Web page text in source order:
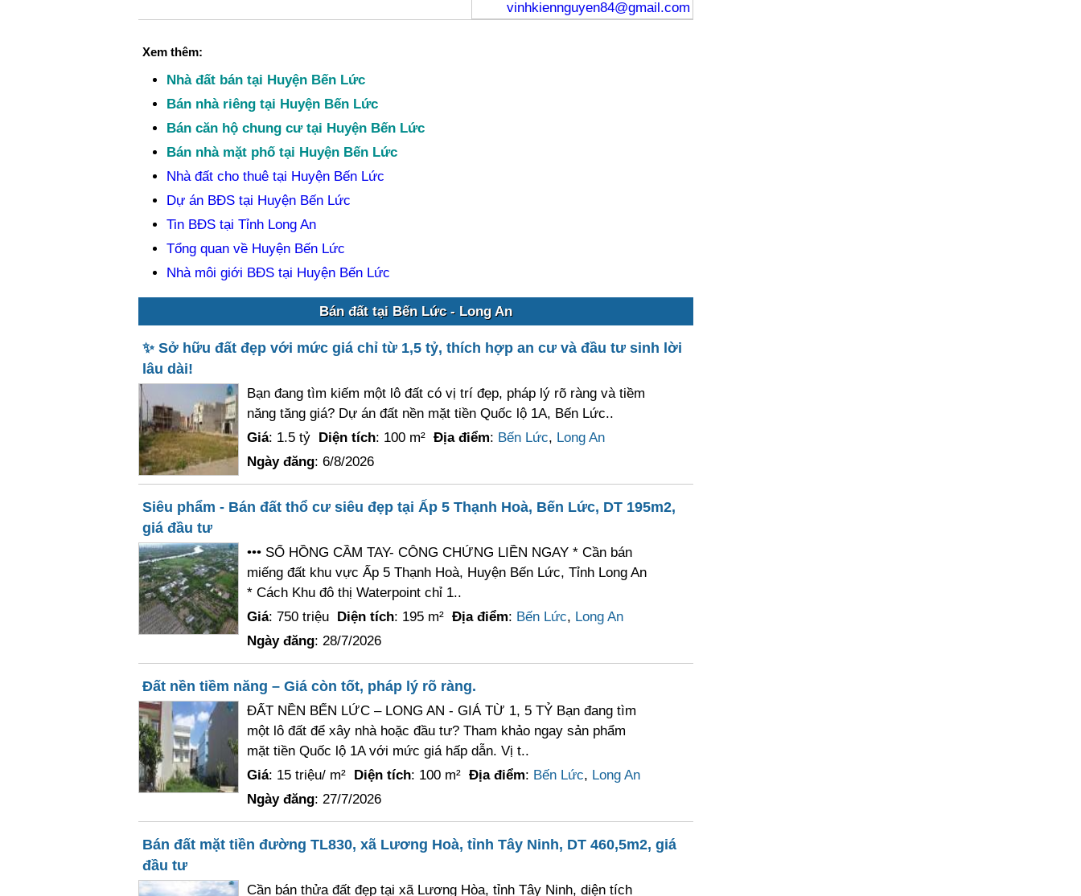
vinhkiennguyen84@gmail.com
Xem thêm:
Nhà đất bán tại Huyện Bến Lức
Bán nhà riêng tại Huyện Bến Lức
Bán căn hộ chung cư tại Huyện Bến Lức
Bán nhà mặt phố tại Huyện Bến Lức
Nhà đất cho thuê tại Huyện Bến Lức
Dự án BĐS tại Huyện Bến Lức
Tin BĐS tại Tỉnh Long An
Tổng quan về Huyện Bến Lức
Nhà môi giới BĐS tại Huyện Bến Lức
Bán đất tại Bến Lức - Long An
✨ Sở hữu đất đẹp với mức giá chỉ từ 1,5 tỷ, thích hợp an cư và đầu tư sinh lời
lâu dài!
Bạn đang tìm kiếm một lô đất có vị trí đẹp, pháp lý rõ ràng và tiềm
năng tăng giá? Dự án đất nền mặt tiền Quốc lộ 1A, Bến Lức..
Giá: 1.5 tỷ Diện tích: 100 m² Địa điểm: Bến Lức, Long An
Ngày đăng: 6/8/2026
Siêu phẩm - Bán đất thổ cư siêu đẹp tại Ấp 5 Thạnh Hoà, Bến Lức, DT 195m2,
giá đầu tư
••• SỔ HỒNG CẦM TAY- CÔNG CHỨNG LIỀN NGAY * Cần bán
miếng đất khu vực Ấp 5 Thạnh Hoà, Huyện Bến Lức, Tỉnh Long An
* Cách Khu đô thị Waterpoint chỉ 1..
Giá: 750 triệu Diện tích: 195 m² Địa điểm: Bến Lức, Long An
Ngày đăng: 28/7/2026
Đất nền tiềm năng – Giá còn tốt, pháp lý rõ ràng.
ĐẤT NỀN BẾN LỨC – LONG AN - GIÁ TỪ 1, 5 TỶ Bạn đang tìm
một lô đất để xây nhà hoặc đầu tư? Tham khảo ngay sản phẩm
mặt tiền Quốc lộ 1A với mức giá hấp dẫn. Vị t..
Giá: 15 triệu/ m² Diện tích: 100 m² Địa điểm: Bến Lức, Long An
Ngày đăng: 27/7/2026
Bán đất mặt tiền đường TL830, xã Lương Hoà, tỉnh Tây Ninh, DT 460,5m2, giá
đầu tư
Cần bán thửa đất đẹp tại xã Lương Hòa, tỉnh Tây Ninh, diện tích